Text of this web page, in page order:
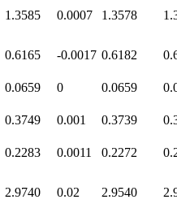
1.3585 0.0007 1.3578
0.6165 -0.0017 0.6182
0.0659 0 0.0659
0.3749 0.001 0.3739
0.2283 0.0011 0.2272
2.9740 0.02 2.9540